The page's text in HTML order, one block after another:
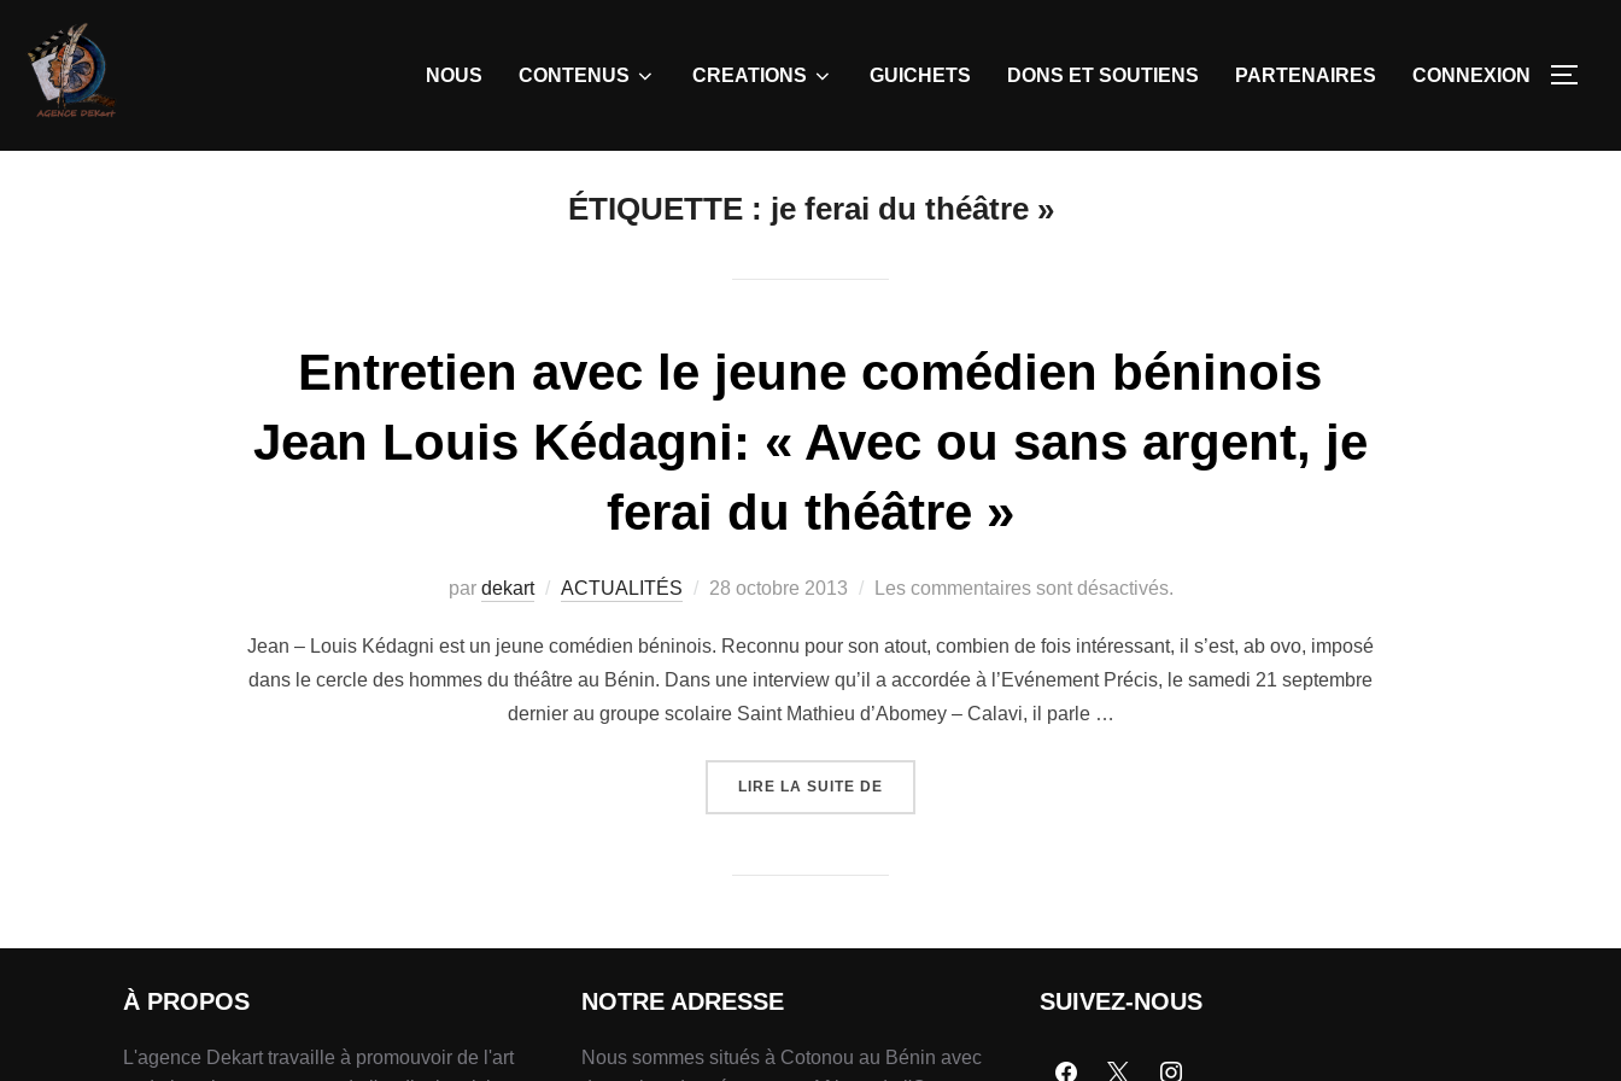
NOUS CONTENUS CREATIONS GUICHETS DONS ET SOUTIENS PARTENAIRES CONNEXION
ÉTIQUETTE : je ferai du théâtre »
Entretien avec le jeune comédien béninois
Jean Louis Kédagni: « Avec ou sans argent, je
ferai du théâtre »
par dekart ACTUALITÉS 28 octobre 2013 Les commentaires sont désactivés.
Jean – Louis Kédagni est un jeune comédien béninois. Reconnu pour son atout, combien de fois intéressant, il s’est, ab ovo, imposé
dans le cercle des hommes du théâtre au Bénin. Dans une interview qu’il a accordée à l’Evénement Précis, le samedi 21 septembre
dernier au groupe scolaire Saint Mathieu d’Abomey – Calavi, il parle …
LIRE LA SUITE DE
À PROPOS
L'agence Dekart travaille à promouvoir de l'art
NOTRE ADRESSE
Nous sommes situés à Cotonou au Bénin avec
SUIVEZ-NOUS